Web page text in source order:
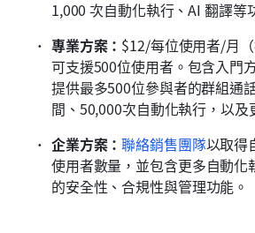
1,000 次自動化執行、AI 翻譯等
專業方案： $12/每位使用者/月
可支援500位使用者。包含入門
提供最多500位參與者的群組通
間、50,000次自動化執行，以及
企業方案：聯絡銷售團隊以取得
使用者數量，並包含更多自動化
的安全性、合規性與管理功能。